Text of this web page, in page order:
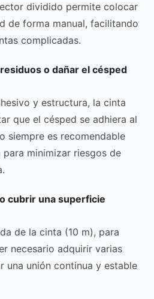
dividido permite colocar
de forma manual, facilitando
complicadas.
o dañar el césped
y estructura, la cinta
que el césped se adhiera al
siempre es recomendable
minimizar riesgos de
cubrir una superficie
de la cinta (10 m), para
necesario adquirir varias
una unión continua y estable